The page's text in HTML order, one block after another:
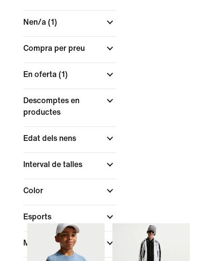
Nen/a (1)
Compra per preu
En oferta (1)
Descomptes en
productes
Edat dels nens
Interval de talles
Color
Esports
Marca